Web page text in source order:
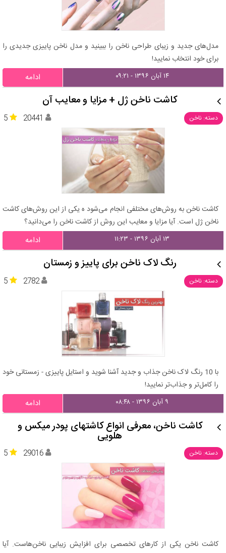
مدل‌های جدید و زیبای طراحی ناخن را ببینید و مدل ناخن پاییزی جدیدی را
برای خود انتخاب نمایید!
۱۴ آبان ۱۳۹۶ - ۰۹:۲۱ ادامه
کاشت ناخن ژل + مزایا و معایب آن
دسته: ناخن 5 20441
کاشت ناخن به روش‌های مختلفی انجام می‌شود ه یکی از این روش‌های کاشت
ناخن ژل است. آیا مزایا و معایب این روش از کاشت ناخن را می‌دانید؟
۱۳ آبان ۱۳۹۶ - ۱۱:۲۳ ادامه
رنگ لاک ناخن برای پاییز و زمستان
دسته: ناخن 5 2782
با 10 رنگ لاک ناخن جذاب و جدید آشنا شوید و استایل پاییزی - زمستانی خود
را کامل‌تر و جذاب‌تر نمایید!
۹ آبان ۱۳۹۶ - ۰۸:۴۸ ادامه
کاشت ناخن، معرفی انواع کاشتهای پودر میکس و
هلویی
دسته: ناخن 5 29016
کاشت ناخن یکی از کارهای تخصصی برای افزایش زیبایی ناخن‌هاست. آیا